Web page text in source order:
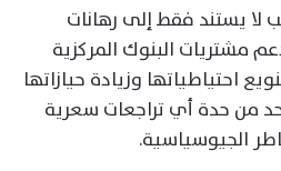
لا يستند فقط إلى رهانات
مشتريات البنوك المركزية
احتياطياتها وزيادة حيازاتها
من حدة أي تراجعات سعرية
الجيوسياسية.